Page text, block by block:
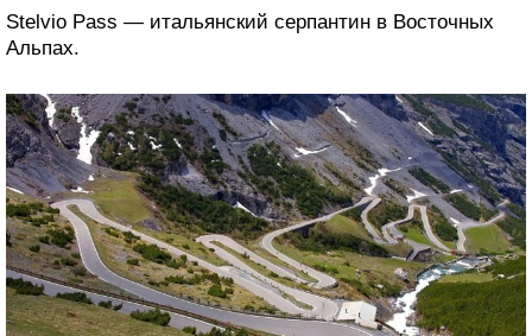
Stelvio Pass — итальянский серпантин в Восточных
Альпах.